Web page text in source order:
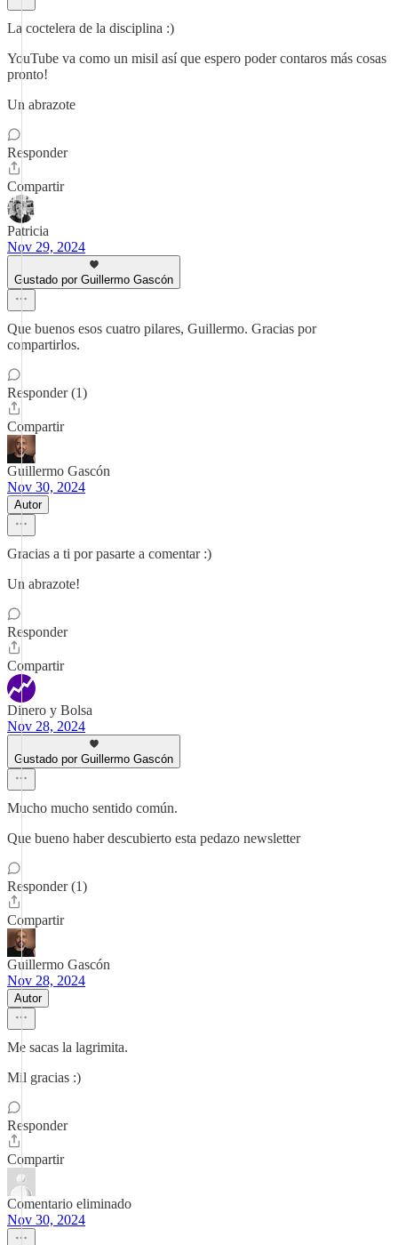
La coctelera de la disciplina :)
YouTube va como un misil así que espero poder contaros más cosas
pronto!
Un abrazote
Responder
Compartir
Patricia
Nov 29, 2024
Gustado por Guillermo Gascón
Que buenos esos cuatro pilares, Guillermo. Gracias por
compartirlos.
Responder (1)
Compartir
Guillermo Gascón
Nov 30, 2024
Autor
Gracias a ti por pasarte a comentar :)
Un abrazote!
Responder
Compartir
Dinero y Bolsa
Nov 28, 2024
Gustado por Guillermo Gascón
Mucho mucho sentido común.
Que bueno haber descubierto esta pedazo newsletter
Responder (1)
Compartir
Guillermo Gascón
Nov 28, 2024
Autor
Me sacas la lagrimita.
Mil gracias :)
Responder
Compartir
Comentario eliminado
Nov 30, 2024